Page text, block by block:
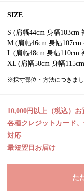
SIZE
S (肩幅44cm 身幅103cm
M (肩幅46cm 身幅107cm
L (肩幅48cm 身幅110cm
XL (肩幅50cm 身幅
※採寸部位・方法につきま
10,000円以上（税込）
各種クレジットカード
対応
最短翌日お届け
た